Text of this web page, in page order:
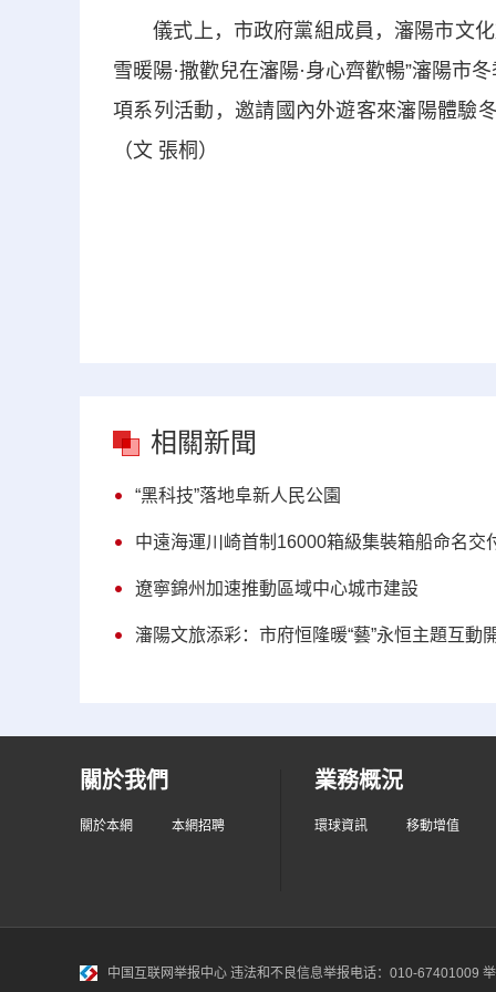
儀式上，市政府黨組成員，瀋陽市文化
雪暖陽·撒歡兒在瀋陽·身心齊歡暢”瀋陽市
項系列活動，邀請國內外遊客來瀋陽體驗
（文 張桐）
相關新聞
“黑科技”落地阜新人民公園
中遠海運川崎首制16000箱級集裝箱船命名交
遼寧錦州加速推動區域中心城市建設
瀋陽文旅添彩：市府恒隆暖“藝”永恒主題互動
關於我們
關於本網 本網招聘
業務概況
環球資訊 移動增值
中国互联网举报中心 违法和不良信息举报电话：010-67401009